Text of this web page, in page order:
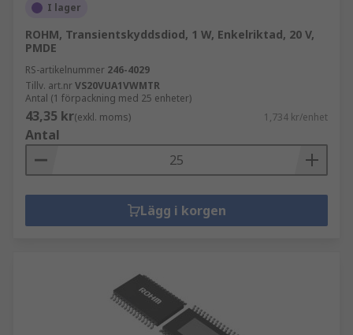
I lager
ROHM, Transientskyddsdiod, 1 W, Enkelriktad, 20 V,
PMDE
RS-artikelnummer 246-4029
Tillv. art.nrVS20VUA1VWMTR
Antal (1 förpackning med 25 enheter)
43,35 kr(exkl. moms) 1,734 kr/enhet
Antal
Lägg i korgen